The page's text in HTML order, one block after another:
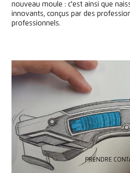
nouveau moule : c'est ainsi que
innovants, conçus par des
professionnels.
VOUS N'ÊTES PAS
NOUSSOMMESLÀ
AIDER
PRENDRE
PRENDRE
RECHERCHE DE